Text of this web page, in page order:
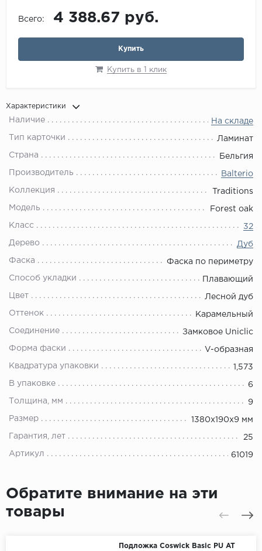
Всего: 4 388.67 руб.
Купить
Купить в 1 клик
Характеристики
Наличие На складе
Тип карточки Ламинат
Страна Бельгия
Производитель Balterio
Коллекция Traditions
Модель Forest oak
Класс 32
Дерево Дуб
Фаска Фаска по периметру
Способ укладки Плавающий
Цвет Лесной дуб
Оттенок Карамельный
Соединение Замковое Uniclic
Форма фаски V-образная
Квадратура упаковки 1,573
В упаковке 6
Толщина, мм 9
Размер 1380x190x9 мм
Гарантия, лет 25
Артикул 61019
Обратите внимание на эти
товары
Подложка Coswick Basic PU AT